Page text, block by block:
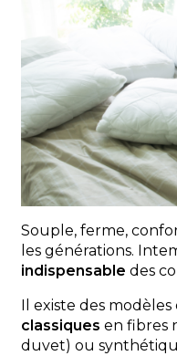
Souple, ferme,
les générations.
indispensable des
Il existe des modèles
classiques en fibres
duvet) ou